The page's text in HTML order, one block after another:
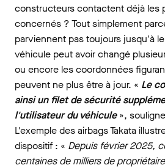
constructeurs contactent déjà les
concernés ? Tout simplement
parviennent pas toujours jusqu'à
véhicule peut avoir changé
ou encore les coordonnées
peuvent ne plus être à jour. « Le
ainsi un filet de sécurité
l'utilisateur du véhicule»,
L'exemple des airbags Takata
dispositif : « Depuis février 2025,
centaines de milliers de